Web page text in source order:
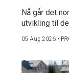
Nå går det
utvikling til
05 Aug 2026 •